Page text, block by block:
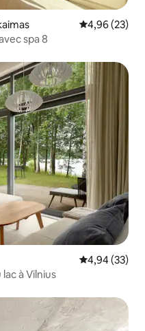
Évaluation
4,96 (23)
spa 8
Évaluation
4,94 (33)
à Vilnius
appréciés